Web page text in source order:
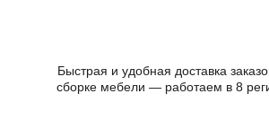
Быстрая и удобная доставка
сборке мебели — работаем в 8